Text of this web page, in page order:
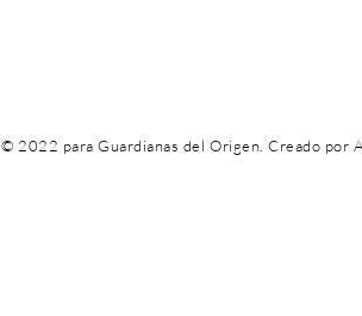
© 2022 para Guardianas del Origen. Creado por